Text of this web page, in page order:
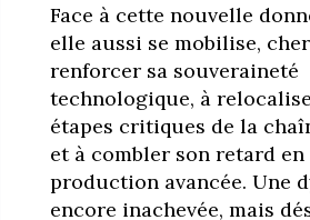
Face à cette nouvelle
elle aussi se mobilise,
renforcer sa souveraineté
technologique, à
étapes critiques de la
et à combler son retard
production avancée. Une
encore inachevée, mais